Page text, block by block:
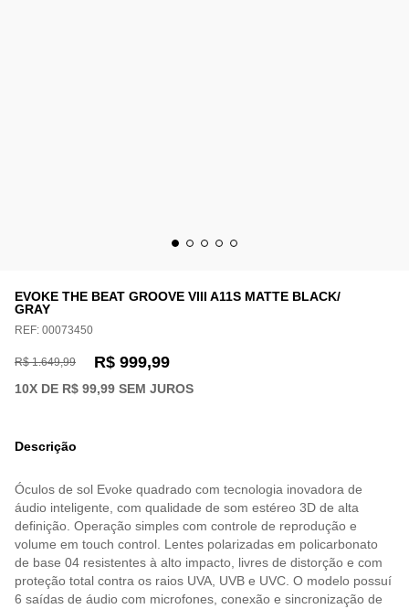
EVOKE THE BEAT GROOVE VIII A11S MATTE BLACK/
GRAY
REF: 00073450
R$ 1.649,99 R$ 999,99
10X DE R$ 99,99 SEM JUROS
Descrição
Óculos de sol Evoke quadrado com tecnologia inovadora de
áudio inteligente, com qualidade de som estéreo 3D de alta
definição. Operação simples com controle de reprodução e
volume em touch control. Lentes polarizadas em policarbonato
de base 04 resistentes à alto impacto, livres de distorção e com
proteção total contra os raios UVA, UVB e UVC. O modelo possuí
6 saídas de áudio com microfones, conexão e sincronização de